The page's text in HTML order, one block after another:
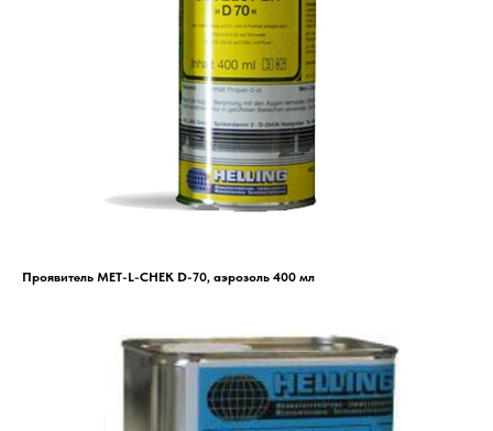
Проявитель MET-L-CHEK D-70, аэрозоль 400 мл